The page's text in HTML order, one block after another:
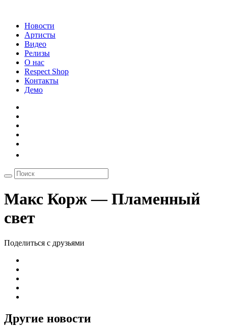
Новости
Артисты
Видео
Релизы
О нас
Respect Shop
Контакты
Демо
Макс Корж — Пламенный
свет
Поделиться с друзьями
Другие новости